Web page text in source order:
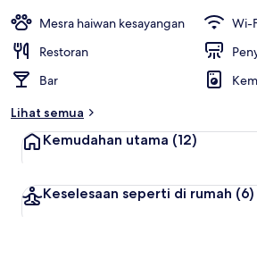
Mesra haiwan kesayangan
Wi-
Restoran
Bar
Lihat semua
Kemudahan utama (12)
Keselesaan seperti di rumah (6)